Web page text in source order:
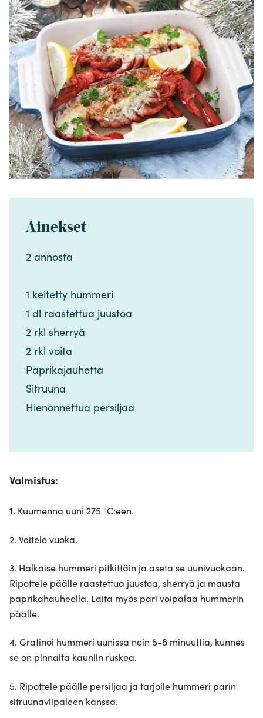
Ainekset
2 annosta​​​​‌ ‍ ​‍​‍‌‍ ‌ ​‍‌‍‍‌‌‍‌ ‌‍‍‌‌‍ ‍​‍​‍​ ‍‍​‍​‍‌ ​ ‌‍​‌‌‍ ‍‌‍‍‌‌ ‌​‌ ‍‌​‍ ‍‌‍‍‌‌‍ ​‍​‍​‍ ​​‍​‍‌‍‍​‌ ​‍‌‍‌‌‌‍‌‍​‍​‍​ ‍‍​‍​‍‌‍‍​‌ ‌​‌ ‌​‌ ​​‌ ​ ​ ‍‍​‍ ​‍ ‌‍​ ‌‍ ‌‌ ​ ​‍ ‍‌‍​ ‌‍‌‌‌ ​‍‌ ‌‍‌‍‌‌‌ ​‍‌‍​‌​‍ ‍‌ ​ ‌‍‌‌​‍ ‌ ​​‌ ​‍‌‍ ‌‍‌​‌ ‌‌‌‍​ ‌ ‌​‌‍‍‌‌‍ ‌‍ ‍​‍ ‌‍‍‌‌‍ ‍‌ ‌​‌‍‌‌‌‍ ‍‌ ‌​​‍ ‌‍‌‌‌‍‌​‌‍‍‌‌ ‌​​‍ ‌‍ ‌‌‍ ‌‍‌​‌‍‌‌​ ‌‌ ​​‌ ​‍‌‍‌‌‌ ​ ‌‍‌‌‌‍ ‍‌ ‌​‌‍​‌‌ ‌​‌‍‍‌‌‍ ‌‍ ‍​ ‍ ‌‍‍‌‌‍‌​​ ‌‌‍‍‌​ ​‌​ ‍​‌‍ ‍​‍ ‍‌‍‌‌​ ​‌‌‍‌‍‌‍​ ‌‍‌​‌‍​‌​ ​‍‌‍‌‌​‍ ‌​ ​ ​ ‌​​ ‌ ‌‍‌​​‍ ‌​ ‌​​ ​‍​ ​​​ ‍​​‍ ‌​ ‍‌​ ‌‌​ ‍‌‌‍​ ​‍ ‌​ ​‍​ ‌‍​ ‌​‌‍‌​‌‍​‍​ ‌​​ ‌‌‌‍​ ​ ‍‌​ ‌ ​ ‍‌​ ‌‍​‍ ‍‌‍‌‍‌‍‍‌​ ‍ ‌ ‌​‌ ‍‌‌ ​​‌‍‌‌​ ‌‌ ​​‌‍​‌‌‍‌ ‌‍‌‌​ ‍ ‌ ​​‌‍​‌‌ ‌​‌‍‍​​ ‌‌‍​‍‌‍ ​‌‍ ‌‍​ ‌‍‍ ‌ ​ ​‍‌‌​ ‌‌‌​​‍‌‌ ‌‍‍ ‌‍‌‌‌ ‍‌​‍‌‌​ ​ ‌​‌​​‍‌‌​ ​ ‌​‌​​‍‌‌​ ​‍​ ​‍​ ‌ ‌‍​‍​ ​ ​ ‍‌​ ‌‌‌‍​‍​ ‍​​ ‍‌​‍ ‌‌‍​‌​ ‌‌​ ‍‌​ ​‍​‍ ‌​ ‌​​ ‌‍​ ‍‌‌‍​‍​‍ ‌​ ‍​​ ​‌‌‍​‌​ ​​​‍ ‌​ ‍‌​ ‍​‌‍​‌‌‍‌‌‌‍​‌‌‍‌​‌‍‌‍​ ​​​ ​​​ ​​​ ​ ​ ​‌​‍‌‌​ ​‍​ ​‍​‍‌‌​ ‌‌‌​‌​​‍ ‍‌‍​ ‌‍ ‌‍ ​‌ ‌‌‌‍ ‌‌‍ ‍‌ ​ ​‍‌‌​ ‌‌‌​​‍‌‌ ‌‍‍ ‌‍‌‌‌ ‍‌​‍‌‌​ ​ ‌​‌​​‍‌‌​ ​ ‌​‌​​‍‌‌​ ​‍​ ​‍​ ​ ​ ‍​​ ​‌‌‍‌‌​ ​‍‌‍‌‍​ ‌​​ ‍​​ ‌​​ ‍‌​ ‌‍‌‍‌​​‍‌‌​ ​‍​ ​‍​‍‌‌​ ‌‌‌​‌​​‍ ‍‌‍‍‌‌ ‌​‌‍‌‌‌‍ ‌‌ ​ ​‍‌‌​ ‌‌‌​​‍​ ​​​‍‌‌​ ‌‌‌​‌​​ ‌‍​‍‌‍​‌‌ ​ ‌‍‌‌‌‌‌‌‌ ​‍‌‍ ​​ ‌‌‍‍​‌ ‌​‌ ‌​‌ ​​‌ ​ ​‍‌‌​ ​ ‌​​‌​‍‌‌​ ​‍‌​‌‍​‍‌‌​ ​‍‌​‌‍‌‍​ ‌‍ ‌‌ ​ ​‍ ‍‌‍​ ‌‍‌‌‌ ​‍‌ ‌‍‌‍‌‌‌ ​‍‌‍​‌​‍ ‍‌ ​ ‌‍‌‌​‍‌‍‌‍‍‌‌‍‌​​ ‌‌‍‍‌​ ​‌​ ‍​‌‍ ‍​‍ ‍‌‍‌‌​ ​‌‌‍‌‍‌‍​ ‌‍‌​‌‍​‌​ ​‍‌‍‌‌​‍ ‌​ ​ ​ ‌​​ ‌ ‌‍‌​​‍ ‌​ ‌​​ ​‍​ ​​​ ‍​​‍ ‌​ ‍‌​ ‌‌​ ‍‌‌‍​ ​‍ ‌​ ​‍​ ‌‍​ ‌​‌‍‌​‌‍​‍​ ‌​​ ‌‌‌‍​ ​ ‍‌​ ‌ ​ ‍‌​ ‌‍​‍ ‍‌‍‌‍‌‍‍‌​‍‌‍‌ ‌​‌ ‍‌‌ ​​‌‍‌‌​ ‌‌ ​​‌‍​‌‌‍‌ ‌‍‌‌​‍‌‍‌ ​​‌‍​‌‌ ‌​‌‍‍​​ ‌‌‍​‍‌‍ ​‌‍ ‌‍​ ‌‍‍ ‌ ​ ​‍‌‌​ ‌‌‌​​‍‌‌ ‌‍‍ ‌‍‌‌‌ ‍‌​‍‌‌​ ​ ‌​‌​​‍‌‌​ ​ ‌​‌​​‍‌‌​ ​‍​ ​‍​ ‌ ‌‍​‍​ ​ ​ ‍‌​ ‌‌‌‍​‍​ ‍​​ ‍‌​‍ ‌‌‍​‌​ ‌‌​ ‍‌​ ​‍​‍ ‌​ ‌​​ ‌‍​ ‍‌‌‍​‍​‍ ‌​ ‍​​ ​‌‌‍​‌​ ​​​‍ ‌​ ‍‌​ ‍​‌‍​‌‌‍‌‌‌‍​‌‌‍‌​‌‍‌‍​ ​​​ ​​​ ​​​ ​ ​ ​‌​‍‌‌​ ​‍​ ​‍​‍‌‌​ ‌‌‌​‌​​‍ ‍‌‍​ ‌‍ ‌‍ ​‌ ‌‌‌‍ ‌‌‍ ‍‌ ​ ​‍‌‌​ ‌‌‌​​‍‌‌ ‌‍‍ ‌‍‌‌‌ ‍‌​‍‌‌​ ​ ‌​‌​​‍‌‌​ ​ ‌​‌​​‍‌‌​ ​‍​ ​‍​ ​ ​ ‍​​ ​‌‌‍‌‌​ ​‍‌‍‌‍​ ‌​​ ‍​​ ‌​​ ‍‌​ ‌‍‌‍‌​​‍‌‌​ ​‍​ ​‍​‍‌‌​ ‌‌‌​‌​​‍ ‍‌‍‍‌‌ ‌​‌‍‌‌‌‍ ‌‌ ​ ​‍‌‌​ ‌‌‌​​‍​ ​​​‍‌‌​ ‌‌‌​‌​​‍‌‍‌ ‌ ‌‍ ‌ ​‍‌‍‍ ‌ ​ ‌ ​​‌‍​‌‌‍​ ‌‍‌‌​ ‌‌ ​​‌ ​‍‌‍ ‌‍‌​‌ ‌‌‌‍​ ‌ ‌​‌‍‍‌‌‍ ‌‍ ‍​‍‌‍‌ ​​‌‍‌‌‌ ​‍‌ ​ ‌ ​​‌‍‌‌‌‍​ ‌ ‌​‌‍‍‌‌ ‌‍‌‍‌‌​ ‌‌ ​​‌ ‌‌‌‍​‍‌‍ ​‌‍‍‌‌ ​ ‌‍‍​‌‍‌‌‌‍‌​​‍​‍‌ ‌
1 keitetty hummeri ​​​​‌ ‍ ​‍​‍‌‍ ‌ ​‍‌‍‍‌‌‍‌ ‌‍‍‌‌‍ ‍​‍​‍​ ‍‍​‍​‍‌ ​ ‌‍​‌‌‍ ‍‌‍‍‌‌ ‌​‌ ‍‌​‍ ‍‌‍‍‌‌‍ ​‍​‍​‍ ​​‍​‍‌‍‍​‌ ​‍‌‍‌‌‌‍‌‍​‍​‍​ ‍‍​‍​‍‌‍‍​‌ ‌​‌ ‌​‌ ​​‌ ​ ​ ‍‍​‍ ​‍ ‌‍​ ‌‍ ‌‌ ​ ​‍ ‍‌‍​ ‌‍‌‌‌ ​‍‌ ‌‍‌‍‌‌‌ ​‍‌‍​‌​‍ ‍‌ ​ ‌‍‌‌​‍ ‌ ​​‌ ​‍‌‍ ‌‍‌​‌ ‌‌‌‍​ ‌ ‌​‌‍‍‌‌‍ ‌‍ ‍​‍ ‌‍‍‌‌‍ ‍‌ ‌​‌‍‌‌‌‍ ‍‌ ‌​​‍ ‌‍‌‌‌‍‌​‌‍‍‌‌ ‌​​‍ ‌‍ ‌‌‍ ‌‍‌​‌‍‌‌​ ‌‌ ​​‌ ​‍‌‍‌‌‌ ​ ‌‍‌‌‌‍ ‍‌ ‌​‌‍​‌‌ ‌​‌‍‍‌‌‍ ‌‍ ‍​ ‍ ‌‍‍‌‌‍‌​​ ‌‌‍‍‌​ ​‌​ ‍​‌‍ ‍​‍ ‍‌‍‌‌​ ​‌‌‍‌‍‌‍​ ‌‍‌​‌‍​‌​ ​‍‌‍‌‌​‍ ‌​ ​ ​ ‌​​ ‌ ‌‍‌​​‍ ‌​ ‌​​ ​‍​ ​​​ ‍​​‍ ‌​ ‍‌​ ‌‌​ ‍‌‌‍​ ​‍ ‌​ ​‍​ ‌‍​ ‌​‌‍‌​‌‍​‍​ ‌​​ ‌‌‌‍​ ​ ‍‌​ ‌ ​ ‍‌​ ‌‍​‍ ‍‌‍‌‍‌‍‍‌​ ‍ ‌ ‌​‌ ‍‌‌ ​​‌‍‌‌​ ‌‌ ​​‌‍​‌‌‍‌ ‌‍‌‌​ ‍ ‌ ​​‌‍​‌‌ ‌​‌‍‍​​ ‌‌‍​‍‌‍ ​‌‍ ‌‍​ ‌‍‍ ‌ ​ ​‍‌‌​ ‌‌‌​​‍‌‌ ‌‍‍ ‌‍‌‌‌ ‍‌​‍‌‌​ ​ ‌​‌​​‍‌‌​ ​ ‌​‌​​‍‌‌​ ​‍​ ​‍​ ‌ ‌‍​‍​ ​ ​ ‍‌​ ‌‌‌‍​‍​ ‍​​ ‍‌​‍ ‌‌‍​‌​ ‌‌​ ‍‌​ ​‍​‍ ‌​ ‌​​ ‌‍​ ‍‌‌‍​‍​‍ ‌​ ‍​​ ​‌‌‍​‌​ ​​​‍ ‌​ ‍‌​ ‍​‌‍​‌‌‍‌‌‌‍​‌‌‍‌​‌‍‌‍​ ​​​ ​​​ ​​​ ​ ​ ​‌​‍‌‌​ ​‍​ ​‍​‍‌‌​ ‌‌‌​‌​​‍ ‍‌‍​ ‌‍ ‌‍ ​‌ ‌‌‌‍ ‌‌‍ ‍‌ ​ ​‍‌‌​ ‌‌‌​​‍‌‌ ‌‍‍ ‌‍‌‌‌ ‍‌​‍‌‌​ ​ ‌​‌​​‍‌‌​ ​ ‌​‌​​‍‌‌​ ​‍​ ​‍​ ​ ​ ‍​​ ​‌‌‍‌‌​ ​‍‌‍‌‍​ ‌​​ ‍​​ ‌​​ ‍‌​ ‌‍‌‍‌​​‍‌‌​ ​‍​ ​‍​‍‌‌​ ‌‌‌​‌​​‍ ‍‌‍‍‌‌ ‌​‌‍‌‌‌‍ ‌‌ ​ ​‍‌‌​ ‌‌‌​​‍​ ​‍​‍‌‌​ ‌‌‌​‌​​ ‌‍​‍‌‍​‌‌ ​ ‌‍‌‌‌‌‌‌‌ ​‍‌‍ ​​ ‌‌‍‍​‌ ‌​‌ ‌​‌ ​​‌ ​ ​‍‌‌​ ​ ‌​​‌​‍‌‌​ ​‍‌​‌‍​‍‌‌​ ​‍‌​‌‍‌‍​ ‌‍ ‌‌ ​ ​‍ ‍‌‍​ ‌‍‌‌‌ ​‍‌ ‌‍‌‍‌‌‌ ​‍‌‍​‌​‍ ‍‌ ​ ‌‍‌‌​‍‌‍‌‍‍‌‌‍‌​​ ‌‌‍‍‌​ ​‌​ ‍​‌‍ ‍​‍ ‍‌‍‌‌​ ​‌‌‍‌‍‌‍​ ‌‍‌​‌‍​‌​ ​‍‌‍‌‌​‍ ‌​ ​ ​ ‌​​ ‌ ‌‍‌​​‍ ‌​ ‌​​ ​‍​ ​​​ ‍​​‍ ‌​ ‍‌​ ‌‌​ ‍‌‌‍​ ​‍ ‌​ ​‍​ ‌‍​ ‌​‌‍‌​‌‍​‍​ ‌​​ ‌‌‌‍​ ​ ‍‌​ ‌ ​ ‍‌​ ‌‍​‍ ‍‌‍‌‍‌‍‍‌​‍‌‍‌ ‌​‌ ‍‌‌ ​​‌‍‌‌​ ‌‌ ​​‌‍​‌‌‍‌ ‌‍‌‌​‍‌‍‌ ​​‌‍​‌‌ ‌​‌‍‍​​ ‌‌‍​‍‌‍ ​‌‍ ‌‍​ ‌‍‍ ‌ ​ ​‍‌‌​ ‌‌‌​​‍‌‌ ‌‍‍ ‌‍‌‌‌ ‍‌​‍‌‌​ ​ ‌​‌​​‍‌‌​ ​ ‌​‌​​‍‌‌​ ​‍​ ​‍​ ‌ ‌‍​‍​ ​ ​ ‍‌​ ‌‌‌‍​‍​ ‍​​ ‍‌​‍ ‌‌‍​‌​ ‌‌​ ‍‌​ ​‍​‍ ‌​ ‌​​ ‌‍​ ‍‌‌‍​‍​‍ ‌​ ‍​​ ​‌‌‍​‌​ ​​​‍ ‌​ ‍‌​ ‍​‌‍​‌‌‍‌‌‌‍​‌‌‍‌​‌‍‌‍​ ​​​ ​​​ ​​​ ​ ​ ​‌​‍‌‌​ ​‍​ ​‍​‍‌‌​ ‌‌‌​‌​​‍ ‍‌‍​ ‌‍ ‌‍ ​‌ ‌‌‌‍ ‌‌‍ ‍‌ ​ ​‍‌‌​ ‌‌‌​​‍‌‌ ‌‍‍ ‌‍‌‌‌ ‍‌​‍‌‌​ ​ ‌​‌​​‍‌‌​ ​ ‌​‌​​‍‌‌​ ​‍​ ​‍​ ​ ​ ‍​​ ​‌‌‍‌‌​ ​‍‌‍‌‍​ ‌​​ ‍​​ ‌​​ ‍‌​ ‌‍‌‍‌​​‍‌‌​ ​‍​ ​‍​‍‌‌​ ‌‌‌​‌​​‍ ‍‌‍‍‌‌ ‌​‌‍‌‌‌‍ ‌‌ ​ ​‍‌‌​ ‌‌‌​​‍​ ​‍​‍‌‌​ ‌‌‌​‌​​‍‌‍‌ ‌ ‌‍ ‌ ​‍‌‍‍ ‌ ​ ‌ ​​‌‍​‌‌‍​ ‌‍‌‌​ ‌‌ ​​‌ ​‍‌‍ ‌‍‌​‌ ‌‌‌‍​ ‌ ‌​‌‍‍‌‌‍ ‌‍ ‍​‍‌‍‌ ​​‌‍‌‌‌ ​‍‌ ​ ‌ ​​‌‍‌‌‌‍​ ‌ ‌​‌‍‍‌‌ ‌‍‌‍‌‌​ ‌‌ ​​‌ ‌‌‌‍​‍‌‍ ​‌‍‍‌‌ ​ ‌‍‍​‌‍‌‌‌‍‌​​‍​‍‌ ‌
1 dl raastettua juustoa​​​​‌ ‍ ​‍​‍‌‍ ‌ ​‍‌‍‍‌‌‍‌ ‌‍‍‌‌‍ ‍​‍​‍​ ‍‍​‍​‍‌ ​ ‌‍​‌‌‍ ‍‌‍‍‌‌ ‌​‌ ‍‌​‍ ‍‌‍‍‌‌‍ ​‍​‍​‍ ​​‍​‍‌‍‍​‌ ​‍‌‍‌‌‌‍‌‍​‍​‍​ ‍‍​‍​‍‌‍‍​‌ ‌​‌ ‌​‌ ​​‌ ​ ​ ‍‍​‍ ​‍ ‌‍​ ‌‍ ‌‌ ​ ​‍ ‍‌‍​ ‌‍‌‌‌ ​‍‌ ‌‍‌‍‌‌‌ ​‍‌‍​‌​‍ ‍‌ ​ ‌‍‌‌​‍ ‌ ​​‌ ​‍‌‍ ‌‍‌​‌ ‌‌‌‍​ ‌ ‌​‌‍‍‌‌‍ ‌‍ ‍​‍ ‌‍‍‌‌‍ ‍‌ ‌​‌‍‌‌‌‍ ‍‌ ‌​​‍ ‌‍‌‌‌‍‌​‌‍‍‌‌ ‌​​‍ ‌‍ ‌‌‍ ‌‍‌​‌‍‌‌​ ‌‌ ​​‌ ​‍‌‍‌‌‌ ​ ‌‍‌‌‌‍ ‍‌ ‌​‌‍​‌‌ ‌​‌‍‍‌‌‍ ‌‍ ‍​ ‍ ‌‍‍‌‌‍‌​​ ‌‌‍‍‌​ ​‌​ ‍​‌‍ ‍​‍ ‍‌‍‌‌​ ​‌‌‍‌‍‌‍​ ‌‍‌​‌‍​‌​ ​‍‌‍‌‌​‍ ‌​ ​ ​ ‌​​ ‌ ‌‍‌​​‍ ‌​ ‌​​ ​‍​ ​​​ ‍​​‍ ‌​ ‍‌​ ‌‌​ ‍‌‌‍​ ​‍ ‌​ ​‍​ ‌‍​ ‌​‌‍‌​‌‍​‍​ ‌​​ ‌‌‌‍​ ​ ‍‌​ ‌ ​ ‍‌​ ‌‍​‍ ‍‌‍‌‍‌‍‍‌​ ‍ ‌ ‌​‌ ‍‌‌ ​​‌‍‌‌​ ‌‌ ​​‌‍​‌‌‍‌ ‌‍‌‌​ ‍ ‌ ​​‌‍​‌‌ ‌​‌‍‍​​ ‌‌‍​‍‌‍ ​‌‍ ‌‍​ ‌‍‍ ‌ ​ ​‍‌‌​ ‌‌‌​​‍‌‌ ‌‍‍ ‌‍‌‌‌ ‍‌​‍‌‌​ ​ ‌​‌​​‍‌‌​ ​ ‌​‌​​‍‌‌​ ​‍​ ​‍​ ‌ ‌‍​‍​ ​ ​ ‍‌​ ‌‌‌‍​‍​ ‍​​ ‍‌​‍ ‌‌‍​‌​ ‌‌​ ‍‌​ ​‍​‍ ‌​ ‌​​ ‌‍​ ‍‌‌‍​‍​‍ ‌​ ‍​​ ​‌‌‍​‌​ ​​​‍ ‌​ ‍‌​ ‍​‌‍​‌‌‍‌‌‌‍​‌‌‍‌​‌‍‌‍​ ​​​ ​​​ ​​​ ​ ​ ​‌​‍‌‌​ ​‍​ ​‍​‍‌‌​ ‌‌‌​‌​​‍ ‍‌‍​ ‌‍ ‌‍ ​‌ ‌‌‌‍ ‌‌‍ ‍‌ ​ ​‍‌‌​ ‌‌‌​​‍‌‌ ‌‍‍ ‌‍‌‌‌ ‍‌​‍‌‌​ ​ ‌​‌​​‍‌‌​ ​ ‌​‌​​‍‌‌​ ​‍​ ​‍​ ​ ​ ‍​​ ​‌‌‍‌‌​ ​‍‌‍‌‍​ ‌​​ ‍​​ ‌​​ ‍‌​ ‌‍‌‍‌​​‍‌‌​ ​‍​ ​‍​‍‌‌​ ‌‌‌​‌​​‍ ‍‌‍‍‌‌ ‌​‌‍‌‌‌‍ ‌‌ ​ ​‍‌‌​ ‌‌‌​​‍​ ​ ​‍‌‌​ ‌‌‌​‌​​ ‌‍​‍‌‍​‌‌ ​ ‌‍‌‌‌‌‌‌‌ ​‍‌‍ ​​ ‌‌‍‍​‌ ‌​‌ ‌​‌ ​​‌ ​ ​‍‌‌​ ​ ‌​​‌​‍‌‌​ ​‍‌​‌‍​‍‌‌​ ​‍‌​‌‍‌‍​ ‌‍ ‌‌ ​ ​‍ ‍‌‍​ ‌‍‌‌‌ ​‍‌ ‌‍‌‍‌‌‌ ​‍‌‍​‌​‍ ‍‌ ​ ‌‍‌‌​‍‌‍‌‍‍‌‌‍‌​​ ‌‌‍‍‌​ ​‌​ ‍​‌‍ ‍​‍ ‍‌‍‌‌​ ​‌‌‍‌‍‌‍​ ‌‍‌​‌‍​‌​ ​‍‌‍‌‌​‍ ‌​ ​ ​ ‌​​ ‌ ‌‍‌​​‍ ‌​ ‌​​ ​‍​ ​​​ ‍​​‍ ‌​ ‍‌​ ‌‌​ ‍‌‌‍​ ​‍ ‌​ ​‍​ ‌‍​ ‌​‌‍‌​‌‍​‍​ ‌​​ ‌‌‌‍​ ​ ‍‌​ ‌ ​ ‍‌​ ‌‍​‍ ‍‌‍‌‍‌‍‍‌​‍‌‍‌ ‌​‌ ‍‌‌ ​​‌‍‌‌​ ‌‌ ​​‌‍​‌‌‍‌ ‌‍‌‌​‍‌‍‌ ​​‌‍​‌‌ ‌​‌‍‍​​ ‌‌‍​‍‌‍ ​‌‍ ‌‍​ ‌‍‍ ‌ ​ ​‍‌‌​ ‌‌‌​​‍‌‌ ‌‍‍ ‌‍‌‌‌ ‍‌​‍‌‌​ ​ ‌​‌​​‍‌‌​ ​ ‌​‌​​‍‌‌​ ​‍​ ​‍​ ‌ ‌‍​‍​ ​ ​ ‍‌​ ‌‌‌‍​‍​ ‍​​ ‍‌​‍ ‌‌‍​‌​ ‌‌​ ‍‌​ ​‍​‍ ‌​ ‌​​ ‌‍​ ‍‌‌‍​‍​‍ ‌​ ‍​​ ​‌‌‍​‌​ ​​​‍ ‌​ ‍‌​ ‍​‌‍​‌‌‍‌‌‌‍​‌‌‍‌​‌‍‌‍​ ​​​ ​​​ ​​​ ​ ​ ​‌​‍‌‌​ ​‍​ ​‍​‍‌‌​ ‌‌‌​‌​​‍ ‍‌‍​ ‌‍ ‌‍ ​‌ ‌‌‌‍ ‌‌‍ ‍‌ ​ ​‍‌‌​ ‌‌‌​​‍‌‌ ‌‍‍ ‌‍‌‌‌ ‍‌​‍‌‌​ ​ ‌​‌​​‍‌‌​ ​ ‌​‌​​‍‌‌​ ​‍​ ​‍​ ​ ​ ‍​​ ​‌‌‍‌‌​ ​‍‌‍‌‍​ ‌​​ ‍​​ ‌​​ ‍‌​ ‌‍‌‍‌​​‍‌‌​ ​‍​ ​‍​‍‌‌​ ‌‌‌​‌​​‍ ‍‌‍‍‌‌ ‌​‌‍‌‌‌‍ ‌‌ ​ ​‍‌‌​ ‌‌‌​​‍​ ​ ​‍‌‌​ ‌‌‌​‌​​‍‌‍‌ ‌ ‌‍ ‌ ​‍‌‍‍ ‌ ​ ‌ ​​‌‍​‌‌‍​ ‌‍‌‌​ ‌‌ ​​‌ ​‍‌‍ ‌‍‌​‌ ‌‌‌‍​ ‌ ‌​‌‍‍‌‌‍ ‌‍ ‍​‍‌‍‌ ​​‌‍‌‌‌ ​‍‌ ​ ‌ ​​‌‍‌‌‌‍​ ‌ ‌​‌‍‍‌‌ ‌‍‌‍‌‌​ ‌‌ ​​‌ ‌‌‌‍​‍‌‍ ​‌‍‍‌‌ ​ ‌‍‍​‌‍‌‌‌‍‌​​‍​‍‌ ‌
2 rkl sherryä​​​​‌ ‍ ​‍​‍‌‍ ‌ ​‍‌‍‍‌‌‍‌ ‌‍‍‌‌‍ ‍​‍​‍​ ‍‍​‍​‍‌ ​ ‌‍​‌‌‍ ‍‌‍‍‌‌ ‌​‌ ‍‌​‍ ‍‌‍‍‌‌‍ ​‍​‍​‍ ​​‍​‍‌‍‍​‌ ​‍‌‍‌‌‌‍‌‍​‍​‍​ ‍‍​‍​‍‌‍‍​‌ ‌​‌ ‌​‌ ​​‌ ​ ​ ‍‍​‍ ​‍ ‌‍​ ‌‍ ‌‌ ​ ​‍ ‍‌‍​ ‌‍‌‌‌ ​‍‌ ‌‍‌‍‌‌‌ ​‍‌‍​‌​‍ ‍‌ ​ ‌‍‌‌​‍ ‌ ​​‌ ​‍‌‍ ‌‍‌​‌ ‌‌‌‍​ ‌ ‌​‌‍‍‌‌‍ ‌‍ ‍​‍ ‌‍‍‌‌‍ ‍‌ ‌​‌‍‌‌‌‍ ‍‌ ‌​​‍ ‌‍‌‌‌‍‌​‌‍‍‌‌ ‌​​‍ ‌‍ ‌‌‍ ‌‍‌​‌‍‌‌​ ‌‌ ​​‌ ​‍‌‍‌‌‌ ​ ‌‍‌‌‌‍ ‍‌ ‌​‌‍​‌‌ ‌​‌‍‍‌‌‍ ‌‍ ‍​ ‍ ‌‍‍‌‌‍‌​​ ‌‌‍‍‌​ ​‌​ ‍​‌‍ ‍​‍ ‍‌‍‌‌​ ​‌‌‍‌‍‌‍​ ‌‍‌​‌‍​‌​ ​‍‌‍‌‌​‍ ‌​ ​ ​ ‌​​ ‌ ‌‍‌​​‍ ‌​ ‌​​ ​‍​ ​​​ ‍​​‍ ‌​ ‍‌​ ‌‌​ ‍‌‌‍​ ​‍ ‌​ ​‍​ ‌‍​ ‌​‌‍‌​‌‍​‍​ ‌​​ ‌‌‌‍​ ​ ‍‌​ ‌ ​ ‍‌​ ‌‍​‍ ‍‌‍‌‍‌‍‍‌​ ‍ ‌ ‌​‌ ‍‌‌ ​​‌‍‌‌​ ‌‌ ​​‌‍​‌‌‍‌ ‌‍‌‌​ ‍ ‌ ​​‌‍​‌‌ ‌​‌‍‍​​ ‌‌‍​‍‌‍ ​‌‍ ‌‍​ ‌‍‍ ‌ ​ ​‍‌‌​ ‌‌‌​​‍‌‌ ‌‍‍ ‌‍‌‌‌ ‍‌​‍‌‌​ ​ ‌​‌​​‍‌‌​ ​ ‌​‌​​‍‌‌​ ​‍​ ​‍​ ‌ ‌‍​‍​ ​ ​ ‍‌​ ‌‌‌‍​‍​ ‍​​ ‍‌​‍ ‌‌‍​‌​ ‌‌​ ‍‌​ ​‍​‍ ‌​ ‌​​ ‌‍​ ‍‌‌‍​‍​‍ ‌​ ‍​​ ​‌‌‍​‌​ ​​​‍ ‌​ ‍‌​ ‍​‌‍​‌‌‍‌‌‌‍​‌‌‍‌​‌‍‌‍​ ​​​ ​​​ ​​​ ​ ​ ​‌​‍‌‌​ ​‍​ ​‍​‍‌‌​ ‌‌‌​‌​​‍ ‍‌‍​ ‌‍ ‌‍ ​‌ ‌‌‌‍ ‌‌‍ ‍‌ ​ ​‍‌‌​ ‌‌‌​​‍‌‌ ‌‍‍ ‌‍‌‌‌ ‍‌​‍‌‌​ ​ ‌​‌​​‍‌‌​ ​ ‌​‌​​‍‌‌​ ​‍​ ​‍​ ​ ​ ‍​​ ​‌‌‍‌‌​ ​‍‌‍‌‍​ ‌​​ ‍​​ ‌​​ ‍‌​ ‌‍‌‍‌​​‍‌‌​ ​‍​ ​‍​‍‌‌​ ‌‌‌​‌​​‍ ‍‌‍‍‌‌ ‌​‌‍‌‌‌‍ ‌‌ ​ ​‍‌‌​ ‌‌‌​​‍​ ‌​​‍‌‌​ ‌‌‌​‌​​ ‌‍​‍‌‍​‌‌ ​ ‌‍‌‌‌‌‌‌‌ ​‍‌‍ ​​ ‌‌‍‍​‌ ‌​‌ ‌​‌ ​​‌ ​ ​‍‌‌​ ​ ‌​​‌​‍‌‌​ ​‍‌​‌‍​‍‌‌​ ​‍‌​‌‍‌‍​ ‌‍ ‌‌ ​ ​‍ ‍‌‍​ ‌‍‌‌‌ ​‍‌ ‌‍‌‍‌‌‌ ​‍‌‍​‌​‍ ‍‌ ​ ‌‍‌‌​‍‌‍‌‍‍‌‌‍‌​​ ‌‌‍‍‌​ ​‌​ ‍​‌‍ ‍​‍ ‍‌‍‌‌​ ​‌‌‍‌‍‌‍​ ‌‍‌​‌‍​‌​ ​‍‌‍‌‌​‍ ‌​ ​ ​ ‌​​ ‌ ‌‍‌​​‍ ‌​ ‌​​ ​‍​ ​​​ ‍​​‍ ‌​ ‍‌​ ‌‌​ ‍‌‌‍​ ​‍ ‌​ ​‍​ ‌‍​ ‌​‌‍‌​‌‍​‍​ ‌​​ ‌‌‌‍​ ​ ‍‌​ ‌ ​ ‍‌​ ‌‍​‍ ‍‌‍‌‍‌‍‍‌​‍‌‍‌ ‌​‌ ‍‌‌ ​​‌‍‌‌​ ‌‌ ​​‌‍​‌‌‍‌ ‌‍‌‌​‍‌‍‌ ​​‌‍​‌‌ ‌​‌‍‍​​ ‌‌‍​‍‌‍ ​‌‍ ‌‍​ ‌‍‍ ‌ ​ ​‍‌‌​ ‌‌‌​​‍‌‌ ‌‍‍ ‌‍‌‌‌ ‍‌​‍‌‌​ ​ ‌​‌​​‍‌‌​ ​ ‌​‌​​‍‌‌​ ​‍​ ​‍​ ‌ ‌‍​‍​ ​ ​ ‍‌​ ‌‌‌‍​‍​ ‍​​ ‍‌​‍ ‌‌‍​‌​ ‌‌​ ‍‌​ ​‍​‍ ‌​ ‌​​ ‌‍​ ‍‌‌‍​‍​‍ ‌​ ‍​​ ​‌‌‍​‌​ ​​​‍ ‌​ ‍‌​ ‍​‌‍​‌‌‍‌‌‌‍​‌‌‍‌​‌‍‌‍​ ​​​ ​​​ ​​​ ​ ​ ​‌​‍‌‌​ ​‍​ ​‍​‍‌‌​ ‌‌‌​‌​​‍ ‍‌‍​ ‌‍ ‌‍ ​‌ ‌‌‌‍ ‌‌‍ ‍‌ ​ ​‍‌‌​ ‌‌‌​​‍‌‌ ‌‍‍ ‌‍‌‌‌ ‍‌​‍‌‌​ ​ ‌​‌​​‍‌‌​ ​ ‌​‌​​‍‌‌​ ​‍​ ​‍​ ​ ​ ‍​​ ​‌‌‍‌‌​ ​‍‌‍‌‍​ ‌​​ ‍​​ ‌​​ ‍‌​ ‌‍‌‍‌​​‍‌‌​ ​‍​ ​‍​‍‌‌​ ‌‌‌​‌​​‍ ‍‌‍‍‌‌ ‌​‌‍‌‌‌‍ ‌‌ ​ ​‍‌‌​ ‌‌‌​​‍​ ‌​​‍‌‌​ ‌‌‌​‌​​‍‌‍‌ ‌ ‌‍ ‌ ​‍‌‍‍ ‌ ​ ‌ ​​‌‍​‌‌‍​ ‌‍‌‌​ ‌‌ ​​‌ ​‍‌‍ ‌‍‌​‌ ‌‌‌‍​ ‌ ‌​‌‍‍‌‌‍ ‌‍ ‍​‍‌‍‌ ​​‌‍‌‌‌ ​‍‌ ​ ‌ ​​‌‍‌‌‌‍​ ‌ ‌​‌‍‍‌‌ ‌‍‌‍‌‌​ ‌‌ ​​‌ ‌‌‌‍​‍‌‍ ​‌‍‍‌‌ ​ ‌‍‍​‌‍‌‌‌‍‌​​‍​‍‌ ‌
2 rkl voita​​​​‌ ‍ ​‍​‍‌‍ ‌ ​‍‌‍‍‌‌‍‌ ‌‍‍‌‌‍ ‍​‍​‍​ ‍‍​‍​‍‌ ​ ‌‍​‌‌‍ ‍‌‍‍‌‌ ‌​‌ ‍‌​‍ ‍‌‍‍‌‌‍ ​‍​‍​‍ ​​‍​‍‌‍‍​‌ ​‍‌‍‌‌‌‍‌‍​‍​‍​ ‍‍​‍​‍‌‍‍​‌ ‌​‌ ‌​‌ ​​‌ ​ ​ ‍‍​‍ ​‍ ‌‍​ ‌‍ ‌‌ ​ ​‍ ‍‌‍​ ‌‍‌‌‌ ​‍‌ ‌‍‌‍‌‌‌ ​‍‌‍​‌​‍ ‍‌ ​ ‌‍‌‌​‍ ‌ ​​‌ ​‍‌‍ ‌‍‌​‌ ‌‌‌‍​ ‌ ‌​‌‍‍‌‌‍ ‌‍ ‍​‍ ‌‍‍‌‌‍ ‍‌ ‌​‌‍‌‌‌‍ ‍‌ ‌​​‍ ‌‍‌‌‌‍‌​‌‍‍‌‌ ‌​​‍ ‌‍ ‌‌‍ ‌‍‌​‌‍‌‌​ ‌‌ ​​‌ ​‍‌‍‌‌‌ ​ ‌‍‌‌‌‍ ‍‌ ‌​‌‍​‌‌ ‌​‌‍‍‌‌‍ ‌‍ ‍​ ‍ ‌‍‍‌‌‍‌​​ ‌‌‍‍‌​ ​‌​ ‍​‌‍ ‍​‍ ‍‌‍‌‌​ ​‌‌‍‌‍‌‍​ ‌‍‌​‌‍​‌​ ​‍‌‍‌‌​‍ ‌​ ​ ​ ‌​​ ‌ ‌‍‌​​‍ ‌​ ‌​​ ​‍​ ​​​ ‍​​‍ ‌​ ‍‌​ ‌‌​ ‍‌‌‍​ ​‍ ‌​ ​‍​ ‌‍​ ‌​‌‍‌​‌‍​‍​ ‌​​ ‌‌‌‍​ ​ ‍‌​ ‌ ​ ‍‌​ ‌‍​‍ ‍‌‍‌‍‌‍‍‌​ ‍ ‌ ‌​‌ ‍‌‌ ​​‌‍‌‌​ ‌‌ ​​‌‍​‌‌‍‌ ‌‍‌‌​ ‍ ‌ ​​‌‍​‌‌ ‌​‌‍‍​​ ‌‌‍​‍‌‍ ​‌‍ ‌‍​ ‌‍‍ ‌ ​ ​‍‌‌​ ‌‌‌​​‍‌‌ ‌‍‍ ‌‍‌‌‌ ‍‌​‍‌‌​ ​ ‌​‌​​‍‌‌​ ​ ‌​‌​​‍‌‌​ ​‍​ ​‍​ ‌ ‌‍​‍​ ​ ​ ‍‌​ ‌‌‌‍​‍​ ‍​​ ‍‌​‍ ‌‌‍​‌​ ‌‌​ ‍‌​ ​‍​‍ ‌​ ‌​​ ‌‍​ ‍‌‌‍​‍​‍ ‌​ ‍​​ ​‌‌‍​‌​ ​​​‍ ‌​ ‍‌​ ‍​‌‍​‌‌‍‌‌‌‍​‌‌‍‌​‌‍‌‍​ ​​​ ​​​ ​​​ ​ ​ ​‌​‍‌‌​ ​‍​ ​‍​‍‌‌​ ‌‌‌​‌​​‍ ‍‌‍​ ‌‍ ‌‍ ​‌ ‌‌‌‍ ‌‌‍ ‍‌ ​ ​‍‌‌​ ‌‌‌​​‍‌‌ ‌‍‍ ‌‍‌‌‌ ‍‌​‍‌‌​ ​ ‌​‌​​‍‌‌​ ​ ‌​‌​​‍‌‌​ ​‍​ ​‍​ ​ ​ ‍​​ ​‌‌‍‌‌​ ​‍‌‍‌‍​ ‌​​ ‍​​ ‌​​ ‍‌​ ‌‍‌‍‌​​‍‌‌​ ​‍​ ​‍​‍‌‌​ ‌‌‌​‌​​‍ ‍‌‍‍‌‌ ‌​‌‍‌‌‌‍ ‌‌ ​ ​‍‌‌​ ‌‌‌​​‍​ ‌‌​‍‌‌​ ‌‌‌​‌​​ ‌‍​‍‌‍​‌‌ ​ ‌‍‌‌‌‌‌‌‌ ​‍‌‍ ​​ ‌‌‍‍​‌ ‌​‌ ‌​‌ ​​‌ ​ ​‍‌‌​ ​ ‌​​‌​‍‌‌​ ​‍‌​‌‍​‍‌‌​ ​‍‌​‌‍‌‍​ ‌‍ ‌‌ ​ ​‍ ‍‌‍​ ‌‍‌‌‌ ​‍‌ ‌‍‌‍‌‌‌ ​‍‌‍​‌​‍ ‍‌ ​ ‌‍‌‌​‍‌‍‌‍‍‌‌‍‌​​ ‌‌‍‍‌​ ​‌​ ‍​‌‍ ‍​‍ ‍‌‍‌‌​ ​‌‌‍‌‍‌‍​ ‌‍‌​‌‍​‌​ ​‍‌‍‌‌​‍ ‌​ ​ ​ ‌​​ ‌ ‌‍‌​​‍ ‌​ ‌​​ ​‍​ ​​​ ‍​​‍ ‌​ ‍‌​ ‌‌​ ‍‌‌‍​ ​‍ ‌​ ​‍​ ‌‍​ ‌​‌‍‌​‌‍​‍​ ‌​​ ‌‌‌‍​ ​ ‍‌​ ‌ ​ ‍‌​ ‌‍​‍ ‍‌‍‌‍‌‍‍‌​‍‌‍‌ ‌​‌ ‍‌‌ ​​‌‍‌‌​ ‌‌ ​​‌‍​‌‌‍‌ ‌‍‌‌​‍‌‍‌ ​​‌‍​‌‌ ‌​‌‍‍​​ ‌‌‍​‍‌‍ ​‌‍ ‌‍​ ‌‍‍ ‌ ​ ​‍‌‌​ ‌‌‌​​‍‌‌ ‌‍‍ ‌‍‌‌‌ ‍‌​‍‌‌​ ​ ‌​‌​​‍‌‌​ ​ ‌​‌​​‍‌‌​ ​‍​ ​‍​ ‌ ‌‍​‍​ ​ ​ ‍‌​ ‌‌‌‍​‍​ ‍​​ ‍‌​‍ ‌‌‍​‌​ ‌‌​ ‍‌​ ​‍​‍ ‌​ ‌​​ ‌‍​ ‍‌‌‍​‍​‍ ‌​ ‍​​ ​‌‌‍​‌​ ​​​‍ ‌​ ‍‌​ ‍​‌‍​‌‌‍‌‌‌‍​‌‌‍‌​‌‍‌‍​ ​​​ ​​​ ​​​ ​ ​ ​‌​‍‌‌​ ​‍​ ​‍​‍‌‌​ ‌‌‌​‌​​‍ ‍‌‍​ ‌‍ ‌‍ ​‌ ‌‌‌‍ ‌‌‍ ‍‌ ​ ​‍‌‌​ ‌‌‌​​‍‌‌ ‌‍‍ ‌‍‌‌‌ ‍‌​‍‌‌​ ​ ‌​‌​​‍‌‌​ ​ ‌​‌​​‍‌‌​ ​‍​ ​‍​ ​ ​ ‍​​ ​‌‌‍‌‌​ ​‍‌‍‌‍​ ‌​​ ‍​​ ‌​​ ‍‌​ ‌‍‌‍‌​​‍‌‌​ ​‍​ ​‍​‍‌‌​ ‌‌‌​‌​​‍ ‍‌‍‍‌‌ ‌​‌‍‌‌‌‍ ‌‌ ​ ​‍‌‌​ ‌‌‌​​‍​ ‌‌​‍‌‌​ ‌‌‌​‌​​‍‌‍‌ ‌ ‌‍ ‌ ​‍‌‍‍ ‌ ​ ‌ ​​‌‍​‌‌‍​ ‌‍‌‌​ ‌‌ ​​‌ ​‍‌‍ ‌‍‌​‌ ‌‌‌‍​ ‌ ‌​‌‍‍‌‌‍ ‌‍ ‍​‍‌‍‌ ​​‌‍‌‌‌ ​‍‌ ​ ‌ ​​‌‍‌‌‌‍​ ‌ ‌​‌‍‍‌‌ ‌‍‌‍‌‌​ ‌‌ ​​‌ ‌‌‌‍​‍‌‍ ​‌‍‍‌‌ ​ ‌‍‍​‌‍‌‌‌‍‌​​‍​‍‌ ‌
Paprikajauhetta​​​​‌ ‍ ​‍​‍‌‍ ‌ ​‍‌‍‍‌‌‍‌ ‌‍‍‌‌‍ ‍​‍​‍​ ‍‍​‍​‍‌ ​ ‌‍​‌‌‍ ‍‌‍‍‌‌ ‌​‌ ‍‌​‍ ‍‌‍‍‌‌‍ ​‍​‍​‍ ​​‍​‍‌‍‍​‌ ​‍‌‍‌‌‌‍‌‍​‍​‍​ ‍‍​‍​‍‌‍‍​‌ ‌​‌ ‌​‌ ​​‌ ​ ​ ‍‍​‍ ​‍ ‌‍​ ‌‍ ‌‌ ​ ​‍ ‍‌‍​ ‌‍‌‌‌ ​‍‌ ‌‍‌‍‌‌‌ ​‍‌‍​‌​‍ ‍‌ ​ ‌‍‌‌​‍ ‌ ​​‌ ​‍‌‍ ‌‍‌​‌ ‌‌‌‍​ ‌ ‌​‌‍‍‌‌‍ ‌‍ ‍​‍ ‌‍‍‌‌‍ ‍‌ ‌​‌‍‌‌‌‍ ‍‌ ‌​​‍ ‌‍‌‌‌‍‌​‌‍‍‌‌ ‌​​‍ ‌‍ ‌‌‍ ‌‍‌​‌‍‌‌​ ‌‌ ​​‌ ​‍‌‍‌‌‌ ​ ‌‍‌‌‌‍ ‍‌ ‌​‌‍​‌‌ ‌​‌‍‍‌‌‍ ‌‍ ‍​ ‍ ‌‍‍‌‌‍‌​​ ‌‌‍‍‌​ ​‌​ ‍​‌‍ ‍​‍ ‍‌‍‌‌​ ​‌‌‍‌‍‌‍​ ‌‍‌​‌‍​‌​ ​‍‌‍‌‌​‍ ‌​ ​ ​ ‌​​ ‌ ‌‍‌​​‍ ‌​ ‌​​ ​‍​ ​​​ ‍​​‍ ‌​ ‍‌​ ‌‌​ ‍‌‌‍​ ​‍ ‌​ ​‍​ ‌‍​ ‌​‌‍‌​‌‍​‍​ ‌​​ ‌‌‌‍​ ​ ‍‌​ ‌ ​ ‍‌​ ‌‍​‍ ‍‌‍‌‍‌‍‍‌​ ‍ ‌ ‌​‌ ‍‌‌ ​​‌‍‌‌​ ‌‌ ​​‌‍​‌‌‍‌ ‌‍‌‌​ ‍ ‌ ​​‌‍​‌‌ ‌​‌‍‍​​ ‌‌‍​‍‌‍ ​‌‍ ‌‍​ ‌‍‍ ‌ ​ ​‍‌‌​ ‌‌‌​​‍‌‌ ‌‍‍ ‌‍‌‌‌ ‍‌​‍‌‌​ ​ ‌​‌​​‍‌‌​ ​ ‌​‌​​‍‌‌​ ​‍​ ​‍​ ‌ ‌‍​‍​ ​ ​ ‍‌​ ‌‌‌‍​‍​ ‍​​ ‍‌​‍ ‌‌‍​‌​ ‌‌​ ‍‌​ ​‍​‍ ‌​ ‌​​ ‌‍​ ‍‌‌‍​‍​‍ ‌​ ‍​​ ​‌‌‍​‌​ ​​​‍ ‌​ ‍‌​ ‍​‌‍​‌‌‍‌‌‌‍​‌‌‍‌​‌‍‌‍​ ​​​ ​​​ ​​​ ​ ​ ​‌​‍‌‌​ ​‍​ ​‍​‍‌‌​ ‌‌‌​‌​​‍ ‍‌‍​ ‌‍ ‌‍ ​‌ ‌‌‌‍ ‌‌‍ ‍‌ ​ ​‍‌‌​ ‌‌‌​​‍‌‌ ‌‍‍ ‌‍‌‌‌ ‍‌​‍‌‌​ ​ ‌​‌​​‍‌‌​ ​ ‌​‌​​‍‌‌​ ​‍​ ​‍​ ​ ​ ‍​​ ​‌‌‍‌‌​ ​‍‌‍‌‍​ ‌​​ ‍​​ ‌​​ ‍‌​ ‌‍‌‍‌​​‍‌‌​ ​‍​ ​‍​‍‌‌​ ‌‌‌​‌​​‍ ‍‌‍‍‌‌ ‌​‌‍‌‌‌‍ ‌‌ ​ ​‍‌‌​ ‌‌‌​​‍​ ‌‍​‍‌‌​ ‌‌‌​‌​​ ‌‍​‍‌‍​‌‌ ​ ‌‍‌‌‌‌‌‌‌ ​‍‌‍ ​​ ‌‌‍‍​‌ ‌​‌ ‌​‌ ​​‌ ​ ​‍‌‌​ ​ ‌​​‌​‍‌‌​ ​‍‌​‌‍​‍‌‌​ ​‍‌​‌‍‌‍​ ‌‍ ‌‌ ​ ​‍ ‍‌‍​ ‌‍‌‌‌ ​‍‌ ‌‍‌‍‌‌‌ ​‍‌‍​‌​‍ ‍‌ ​ ‌‍‌‌​‍‌‍‌‍‍‌‌‍‌​​ ‌‌‍‍‌​ ​‌​ ‍​‌‍ ‍​‍ ‍‌‍‌‌​ ​‌‌‍‌‍‌‍​ ‌‍‌​‌‍​‌​ ​‍‌‍‌‌​‍ ‌​ ​ ​ ‌​​ ‌ ‌‍‌​​‍ ‌​ ‌​​ ​‍​ ​​​ ‍​​‍ ‌​ ‍‌​ ‌‌​ ‍‌‌‍​ ​‍ ‌​ ​‍​ ‌‍​ ‌​‌‍‌​‌‍​‍​ ‌​​ ‌‌‌‍​ ​ ‍‌​ ‌ ​ ‍‌​ ‌‍​‍ ‍‌‍‌‍‌‍‍‌​‍‌‍‌ ‌​‌ ‍‌‌ ​​‌‍‌‌​ ‌‌ ​​‌‍​‌‌‍‌ ‌‍‌‌​‍‌‍‌ ​​‌‍​‌‌ ‌​‌‍‍​​ ‌‌‍​‍‌‍ ​‌‍ ‌‍​ ‌‍‍ ‌ ​ ​‍‌‌​ ‌‌‌​​‍‌‌ ‌‍‍ ‌‍‌‌‌ ‍‌​‍‌‌​ ​ ‌​‌​​‍‌‌​ ​ ‌​‌​​‍‌‌​ ​‍​ ​‍​ ‌ ‌‍​‍​ ​ ​ ‍‌​ ‌‌‌‍​‍​ ‍​​ ‍‌​‍ ‌‌‍​‌​ ‌‌​ ‍‌​ ​‍​‍ ‌​ ‌​​ ‌‍​ ‍‌‌‍​‍​‍ ‌​ ‍​​ ​‌‌‍​‌​ ​​​‍ ‌​ ‍‌​ ‍​‌‍​‌‌‍‌‌‌‍​‌‌‍‌​‌‍‌‍​ ​​​ ​​​ ​​​ ​ ​ ​‌​‍‌‌​ ​‍​ ​‍​‍‌‌​ ‌‌‌​‌​​‍ ‍‌‍​ ‌‍ ‌‍ ​‌ ‌‌‌‍ ‌‌‍ ‍‌ ​ ​‍‌‌​ ‌‌‌​​‍‌‌ ‌‍‍ ‌‍‌‌‌ ‍‌​‍‌‌​ ​ ‌​‌​​‍‌‌​ ​ ‌​‌​​‍‌‌​ ​‍​ ​‍​ ​ ​ ‍​​ ​‌‌‍‌‌​ ​‍‌‍‌‍​ ‌​​ ‍​​ ‌​​ ‍‌​ ‌‍‌‍‌​​‍‌‌​ ​‍​ ​‍​‍‌‌​ ‌‌‌​‌​​‍ ‍‌‍‍‌‌ ‌​‌‍‌‌‌‍ ‌‌ ​ ​‍‌‌​ ‌‌‌​​‍​ ‌‍​‍‌‌​ ‌‌‌​‌​​‍‌‍‌ ‌ ‌‍ ‌ ​‍‌‍‍ ‌ ​ ‌ ​​‌‍​‌‌‍​ ‌‍‌‌​ ‌‌ ​​‌ ​‍‌‍ ‌‍‌​‌ ‌‌‌‍​ ‌ ‌​‌‍‍‌‌‍ ‌‍ ‍​‍‌‍‌ ​​‌‍‌‌‌ ​‍‌ ​ ‌ ​​‌‍‌‌‌‍​ ‌ ‌​‌‍‍‌‌ ‌‍‌‍‌‌​ ‌‌ ​​‌ ‌‌‌‍​‍‌‍ ​‌‍‍‌‌ ​ ‌‍‍​‌‍‌‌‌‍‌​​‍​‍‌ ‌
Sitruuna​​​​‌ ‍ ​‍​‍‌‍ ‌ ​‍‌‍‍‌‌‍‌ ‌‍‍‌‌‍ ‍​‍​‍​ ‍‍​‍​‍‌ ​ ‌‍​‌‌‍ ‍‌‍‍‌‌ ‌​‌ ‍‌​‍ ‍‌‍‍‌‌‍ ​‍​‍​‍ ​​‍​‍‌‍‍​‌ ​‍‌‍‌‌‌‍‌‍​‍​‍​ ‍‍​‍​‍‌‍‍​‌ ‌​‌ ‌​‌ ​​‌ ​ ​ ‍‍​‍ ​‍ ‌‍​ ‌‍ ‌‌ ​ ​‍ ‍‌‍​ ‌‍‌‌‌ ​‍‌ ‌‍‌‍‌‌‌ ​‍‌‍​‌​‍ ‍‌ ​ ‌‍‌‌​‍ ‌ ​​‌ ​‍‌‍ ‌‍‌​‌ ‌‌‌‍​ ‌ ‌​‌‍‍‌‌‍ ‌‍ ‍​‍ ‌‍‍‌‌‍ ‍‌ ‌​‌‍‌‌‌‍ ‍‌ ‌​​‍ ‌‍‌‌‌‍‌​‌‍‍‌‌ ‌​​‍ ‌‍ ‌‌‍ ‌‍‌​‌‍‌‌​ ‌‌ ​​‌ ​‍‌‍‌‌‌ ​ ‌‍‌‌‌‍ ‍‌ ‌​‌‍​‌‌ ‌​‌‍‍‌‌‍ ‌‍ ‍​ ‍ ‌‍‍‌‌‍‌​​ ‌‌‍‍‌​ ​‌​ ‍​‌‍ ‍​‍ ‍‌‍‌‌​ ​‌‌‍‌‍‌‍​ ‌‍‌​‌‍​‌​ ​‍‌‍‌‌​‍ ‌​ ​ ​ ‌​​ ‌ ‌‍‌​​‍ ‌​ ‌​​ ​‍​ ​​​ ‍​​‍ ‌​ ‍‌​ ‌‌​ ‍‌‌‍​ ​‍ ‌​ ​‍​ ‌‍​ ‌​‌‍‌​‌‍​‍​ ‌​​ ‌‌‌‍​ ​ ‍‌​ ‌ ​ ‍‌​ ‌‍​‍ ‍‌‍‌‍‌‍‍‌​ ‍ ‌ ‌​‌ ‍‌‌ ​​‌‍‌‌​ ‌‌ ​​‌‍​‌‌‍‌ ‌‍‌‌​ ‍ ‌ ​​‌‍​‌‌ ‌​‌‍‍​​ ‌‌‍​‍‌‍ ​‌‍ ‌‍​ ‌‍‍ ‌ ​ ​‍‌‌​ ‌‌‌​​‍‌‌ ‌‍‍ ‌‍‌‌‌ ‍‌​‍‌‌​ ​ ‌​‌​​‍‌‌​ ​ ‌​‌​​‍‌‌​ ​‍​ ​‍​ ‌ ‌‍​‍​ ​ ​ ‍‌​ ‌‌‌‍​‍​ ‍​​ ‍‌​‍ ‌‌‍​‌​ ‌‌​ ‍‌​ ​‍​‍ ‌​ ‌​​ ‌‍​ ‍‌‌‍​‍​‍ ‌​ ‍​​ ​‌‌‍​‌​ ​​​‍ ‌​ ‍‌​ ‍​‌‍​‌‌‍‌‌‌‍​‌‌‍‌​‌‍‌‍​ ​​​ ​​​ ​​​ ​ ​ ​‌​‍‌‌​ ​‍​ ​‍​‍‌‌​ ‌‌‌​‌​​‍ ‍‌‍​ ‌‍ ‌‍ ​‌ ‌‌‌‍ ‌‌‍ ‍‌ ​ ​‍‌‌​ ‌‌‌​​‍‌‌ ‌‍‍ ‌‍‌‌‌ ‍‌​‍‌‌​ ​ ‌​‌​​‍‌‌​ ​ ‌​‌​​‍‌‌​ ​‍​ ​‍​ ​ ​ ‍​​ ​‌‌‍‌‌​ ​‍‌‍‌‍​ ‌​​ ‍​​ ‌​​ ‍‌​ ‌‍‌‍‌​​‍‌‌​ ​‍​ ​‍​‍‌‌​ ‌‌‌​‌​​‍ ‍‌‍‍‌‌ ‌​‌‍‌‌‌‍ ‌‌ ​ ​‍‌‌​ ‌‌‌​​‍​ ‌ ​‍‌‌​ ‌‌‌​‌​​ ‌‍​‍‌‍​‌‌ ​ ‌‍‌‌‌‌‌‌‌ ​‍‌‍ ​​ ‌‌‍‍​‌ ‌​‌ ‌​‌ ​​‌ ​ ​‍‌‌​ ​ ‌​​‌​‍‌‌​ ​‍‌​‌‍​‍‌‌​ ​‍‌​‌‍‌‍​ ‌‍ ‌‌ ​ ​‍ ‍‌‍​ ‌‍‌‌‌ ​‍‌ ‌‍‌‍‌‌‌ ​‍‌‍​‌​‍ ‍‌ ​ ‌‍‌‌​‍‌‍‌‍‍‌‌‍‌​​ ‌‌‍‍‌​ ​‌​ ‍​‌‍ ‍​‍ ‍‌‍‌‌​ ​‌‌‍‌‍‌‍​ ‌‍‌​‌‍​‌​ ​‍‌‍‌‌​‍ ‌​ ​ ​ ‌​​ ‌ ‌‍‌​​‍ ‌​ ‌​​ ​‍​ ​​​ ‍​​‍ ‌​ ‍‌​ ‌‌​ ‍‌‌‍​ ​‍ ‌​ ​‍​ ‌‍​ ‌​‌‍‌​‌‍​‍​ ‌​​ ‌‌‌‍​ ​ ‍‌​ ‌ ​ ‍‌​ ‌‍​‍ ‍‌‍‌‍‌‍‍‌​‍‌‍‌ ‌​‌ ‍‌‌ ​​‌‍‌‌​ ‌‌ ​​‌‍​‌‌‍‌ ‌‍‌‌​‍‌‍‌ ​​‌‍​‌‌ ‌​‌‍‍​​ ‌‌‍​‍‌‍ ​‌‍ ‌‍​ ‌‍‍ ‌ ​ ​‍‌‌​ ‌‌‌​​‍‌‌ ‌‍‍ ‌‍‌‌‌ ‍‌​‍‌‌​ ​ ‌​‌​​‍‌‌​ ​ ‌​‌​​‍‌‌​ ​‍​ ​‍​ ‌ ‌‍​‍​ ​ ​ ‍‌​ ‌‌‌‍​‍​ ‍​​ ‍‌​‍ ‌‌‍​‌​ ‌‌​ ‍‌​ ​‍​‍ ‌​ ‌​​ ‌‍​ ‍‌‌‍​‍​‍ ‌​ ‍​​ ​‌‌‍​‌​ ​​​‍ ‌​ ‍‌​ ‍​‌‍​‌‌‍‌‌‌‍​‌‌‍‌​‌‍‌‍​ ​​​ ​​​ ​​​ ​ ​ ​‌​‍‌‌​ ​‍​ ​‍​‍‌‌​ ‌‌‌​‌​​‍ ‍‌‍​ ‌‍ ‌‍ ​‌ ‌‌‌‍ ‌‌‍ ‍‌ ​ ​‍‌‌​ ‌‌‌​​‍‌‌ ‌‍‍ ‌‍‌‌‌ ‍‌​‍‌‌​ ​ ‌​‌​​‍‌‌​ ​ ‌​‌​​‍‌‌​ ​‍​ ​‍​ ​ ​ ‍​​ ​‌‌‍‌‌​ ​‍‌‍‌‍​ ‌​​ ‍​​ ‌​​ ‍‌​ ‌‍‌‍‌​​‍‌‌​ ​‍​ ​‍​‍‌‌​ ‌‌‌​‌​​‍ ‍‌‍‍‌‌ ‌​‌‍‌‌‌‍ ‌‌ ​ ​‍‌‌​ ‌‌‌​​‍​ ‌ ​‍‌‌​ ‌‌‌​‌​​‍‌‍‌ ‌ ‌‍ ‌ ​‍‌‍‍ ‌ ​ ‌ ​​‌‍​‌‌‍​ ‌‍‌‌​ ‌‌ ​​‌ ​‍‌‍ ‌‍‌​‌ ‌‌‌‍​ ‌ ‌​‌‍‍‌‌‍ ‌‍ ‍​‍‌‍‌ ​​‌‍‌‌‌ ​‍‌ ​ ‌ ​​‌‍‌‌‌‍​ ‌ ‌​‌‍‍‌‌ ‌‍‌‍‌‌​ ‌‌ ​​‌ ‌‌‌‍​‍‌‍ ​‌‍‍‌‌ ​ ‌‍‍​‌‍‌‌‌‍‌​​‍​‍‌ ‌
Hienonnettua persiljaa ​​​​‌ ‍ ​‍​‍‌‍ ‌ ​‍‌‍‍‌‌‍‌ ‌‍‍‌‌‍ ‍​‍​‍​ ‍‍​‍​‍‌ ​ ‌‍​‌‌‍ ‍‌‍‍‌‌ ‌​‌ ‍‌​‍ ‍‌‍‍‌‌‍ ​‍​‍​‍ ​​‍​‍‌‍‍​‌ ​‍‌‍‌‌‌‍‌‍​‍​‍​ ‍‍​‍​‍‌‍‍​‌ ‌​‌ ‌​‌ ​​‌ ​ ​ ‍‍​‍ ​‍ ‌‍​ ‌‍ ‌‌ ​ ​‍ ‍‌‍​ ‌‍‌‌‌ ​‍‌ ‌‍‌‍‌‌‌ ​‍‌‍​‌​‍ ‍‌ ​ ‌‍‌‌​‍ ‌ ​​‌ ​‍‌‍ ‌‍‌​‌ ‌‌‌‍​ ‌ ‌​‌‍‍‌‌‍ ‌‍ ‍​‍ ‌‍‍‌‌‍ ‍‌ ‌​‌‍‌‌‌‍ ‍‌ ‌​​‍ ‌‍‌‌‌‍‌​‌‍‍‌‌ ‌​​‍ ‌‍ ‌‌‍ ‌‍‌​‌‍‌‌​ ‌‌ ​​‌ ​‍‌‍‌‌‌ ​ ‌‍‌‌‌‍ ‍‌ ‌​‌‍​‌‌ ‌​‌‍‍‌‌‍ ‌‍ ‍​ ‍ ‌‍‍‌‌‍‌​​ ‌‌‍‍‌​ ​‌​ ‍​‌‍ ‍​‍ ‍‌‍‌‌​ ​‌‌‍‌‍‌‍​ ‌‍‌​‌‍​‌​ ​‍‌‍‌‌​‍ ‌​ ​ ​ ‌​​ ‌ ‌‍‌​​‍ ‌​ ‌​​ ​‍​ ​​​ ‍​​‍ ‌​ ‍‌​ ‌‌​ ‍‌‌‍​ ​‍ ‌​ ​‍​ ‌‍​ ‌​‌‍‌​‌‍​‍​ ‌​​ ‌‌‌‍​ ​ ‍‌​ ‌ ​ ‍‌​ ‌‍​‍ ‍‌‍‌‍‌‍‍‌​ ‍ ‌ ‌​‌ ‍‌‌ ​​‌‍‌‌​ ‌‌ ​​‌‍​‌‌‍‌ ‌‍‌‌​ ‍ ‌ ​​‌‍​‌‌ ‌​‌‍‍​​ ‌‌‍​‍‌‍ ​‌‍ ‌‍​ ‌‍‍ ‌ ​ ​‍‌‌​ ‌‌‌​​‍‌‌ ‌‍‍ ‌‍‌‌‌ ‍‌​‍‌‌​ ​ ‌​‌​​‍‌‌​ ​ ‌​‌​​‍‌‌​ ​‍​ ​‍​ ‌ ‌‍​‍​ ​ ​ ‍‌​ ‌‌‌‍​‍​ ‍​​ ‍‌​‍ ‌‌‍​‌​ ‌‌​ ‍‌​ ​‍​‍ ‌​ ‌​​ ‌‍​ ‍‌‌‍​‍​‍ ‌​ ‍​​ ​‌‌‍​‌​ ​​​‍ ‌​ ‍‌​ ‍​‌‍​‌‌‍‌‌‌‍​‌‌‍‌​‌‍‌‍​ ​​​ ​​​ ​​​ ​ ​ ​‌​‍‌‌​ ​‍​ ​‍​‍‌‌​ ‌‌‌​‌​​‍ ‍‌‍​ ‌‍ ‌‍ ​‌ ‌‌‌‍ ‌‌‍ ‍‌ ​ ​‍‌‌​ ‌‌‌​​‍‌‌ ‌‍‍ ‌‍‌‌‌ ‍‌​‍‌‌​ ​ ‌​‌​​‍‌‌​ ​ ‌​‌​​‍‌‌​ ​‍​ ​‍​ ​ ​ ‍​​ ​‌‌‍‌‌​ ​‍‌‍‌‍​ ‌​​ ‍​​ ‌​​ ‍‌​ ‌‍‌‍‌​​‍‌‌​ ​‍​ ​‍​‍‌‌​ ‌‌‌​‌​​‍ ‍‌‍‍‌‌ ‌​‌‍‌‌‌‍ ‌‌ ​ ​‍‌‌​ ‌‌‌​​‍​ ‍​​‍‌‌​ ‌‌‌​‌​​ ‌‍​‍‌‍​‌‌ ​ ‌‍‌‌‌‌‌‌‌ ​‍‌‍ ​​ ‌‌‍‍​‌ ‌​‌ ‌​‌ ​​‌ ​ ​‍‌‌​ ​ ‌​​‌​‍‌‌​ ​‍‌​‌‍​‍‌‌​ ​‍‌​‌‍‌‍​ ‌‍ ‌‌ ​ ​‍ ‍‌‍​ ‌‍‌‌‌ ​‍‌ ‌‍‌‍‌‌‌ ​‍‌‍​‌​‍ ‍‌ ​ ‌‍‌‌​‍‌‍‌‍‍‌‌‍‌​​ ‌‌‍‍‌​ ​‌​ ‍​‌‍ ‍​‍ ‍‌‍‌‌​ ​‌‌‍‌‍‌‍​ ‌‍‌​‌‍​‌​ ​‍‌‍‌‌​‍ ‌​ ​ ​ ‌​​ ‌ ‌‍‌​​‍ ‌​ ‌​​ ​‍​ ​​​ ‍​​‍ ‌​ ‍‌​ ‌‌​ ‍‌‌‍​ ​‍ ‌​ ​‍​ ‌‍​ ‌​‌‍‌​‌‍​‍​ ‌​​ ‌‌‌‍​ ​ ‍‌​ ‌ ​ ‍‌​ ‌‍​‍ ‍‌‍‌‍‌‍‍‌​‍‌‍‌ ‌​‌ ‍‌‌ ​​‌‍‌‌​ ‌‌ ​​‌‍​‌‌‍‌ ‌‍‌‌​‍‌‍‌ ​​‌‍​‌‌ ‌​‌‍‍​​ ‌‌‍​‍‌‍ ​‌‍ ‌‍​ ‌‍‍ ‌ ​ ​‍‌‌​ ‌‌‌​​‍‌‌ ‌‍‍ ‌‍‌‌‌ ‍‌​‍‌‌​ ​ ‌​‌​​‍‌‌​ ​ ‌​‌​​‍‌‌​ ​‍​ ​‍​ ‌ ‌‍​‍​ ​ ​ ‍‌​ ‌‌‌‍​‍​ ‍​​ ‍‌​‍ ‌‌‍​‌​ ‌‌​ ‍‌​ ​‍​‍ ‌​ ‌​​ ‌‍​ ‍‌‌‍​‍​‍ ‌​ ‍​​ ​‌‌‍​‌​ ​​​‍ ‌​ ‍‌​ ‍​‌‍​‌‌‍‌‌‌‍​‌‌‍‌​‌‍‌‍​ ​​​ ​​​ ​​​ ​ ​ ​‌​‍‌‌​ ​‍​ ​‍​‍‌‌​ ‌‌‌​‌​​‍ ‍‌‍​ ‌‍ ‌‍ ​‌ ‌‌‌‍ ‌‌‍ ‍‌ ​ ​‍‌‌​ ‌‌‌​​‍‌‌ ‌‍‍ ‌‍‌‌‌ ‍‌​‍‌‌​ ​ ‌​‌​​‍‌‌​ ​ ‌​‌​​‍‌‌​ ​‍​ ​‍​ ​ ​ ‍​​ ​‌‌‍‌‌​ ​‍‌‍‌‍​ ‌​​ ‍​​ ‌​​ ‍‌​ ‌‍‌‍‌​​‍‌‌​ ​‍​ ​‍​‍‌‌​ ‌‌‌​‌​​‍ ‍‌‍‍‌‌ ‌​‌‍‌‌‌‍ ‌‌ ​ ​‍‌‌​ ‌‌‌​​‍​ ‍​​‍‌‌​ ‌‌‌​‌​​‍‌‍‌ ‌ ‌‍ ‌ ​‍‌‍‍ ‌ ​ ‌ ​​‌‍​‌‌‍​ ‌‍‌‌​ ‌‌ ​​‌ ​‍‌‍ ‌‍‌​‌ ‌‌‌‍​ ‌ ‌​‌‍‍‌‌‍ ‌‍ ‍​‍‌‍‌ ​​‌‍‌‌‌ ​‍‌ ​ ‌ ​​‌‍‌‌‌‍​ ‌ ‌​‌‍‍‌‌ ‌‍‌‍‌‌​ ‌‌ ​​‌ ‌‌‌‍​‍‌‍ ​‌‍‍‌‌ ​ ‌‍‍​‌‍‌‌‌‍‌​​‍​‍‌ ‌
Valmistus:
1. Kuumenna uuni 275 °C:een.
2. Voitele vuoka.
3. Halkaise hummeri pitkittäin ja aseta se uunivuokaan.
Ripottele päälle raastettua juustoa, sherryä ja mausta
paprikahauheella. Laita myös pari voipalaa hummerin
päälle.
4. Gratinoi hummeri uunissa noin 5-8 minuuttia, kunnes
se on pinnalta kauniin ruskea.
5. Ripottele päälle persiljaa ja tarjoile hummeri parin
sitruunaviipaleen kanssa.